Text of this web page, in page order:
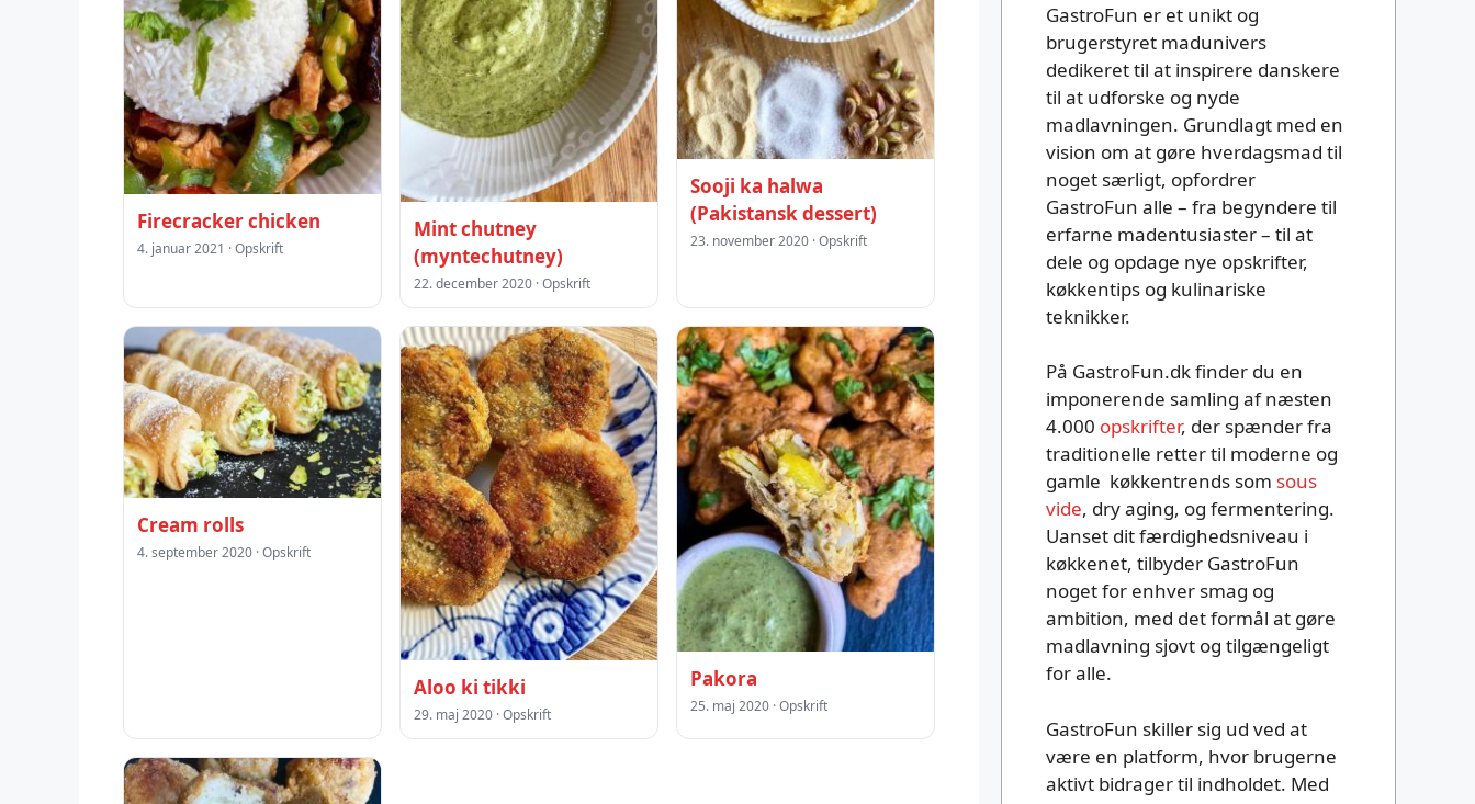
Firecracker chicken
4. januar 2021 · Opskrift
Mint chutney
(myntechutney)
22. december 2020 · Opskrift
Sooji ka halwa
(Pakistansk dessert)
23. november 2020 · Opskrift
Cream rolls
4. september 2020 · Opskrift
Aloo ki tikki
29. maj 2020 · Opskrift
Pakora
25. maj 2020 · Opskrift
GastroFun er et unikt og
brugerstyret madunivers
dedikeret til at inspirere danskere
til at udforske og nyde
madlavningen. Grundlagt med en
vision om at gøre hverdagsmad til
noget særligt, opfordrer
GastroFun alle – fra begyndere til
erfarne madentusiaster – til at
dele og opdage nye opskrifter,
køkkentips og kulinariske
teknikker.
På GastroFun.dk finder du en
imponerende samling af næsten
4.000 opskrifter, der spænder fra
traditionelle retter til moderne og
gamle køkkentrends som sous
vide, dry aging, og fermentering.
Uanset dit færdighedsniveau i
køkkenet, tilbyder GastroFun
noget for enhver smag og
ambition, med det formål at gøre
madlavning sjovt og tilgængeligt
for alle.
GastroFun skiller sig ud ved at
være en platform, hvor brugerne
aktivt bidrager til indholdet. Med